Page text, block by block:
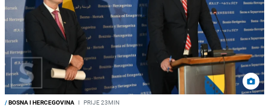
/BOSNA I HERCEGOVINA I PRIJE 23MIN